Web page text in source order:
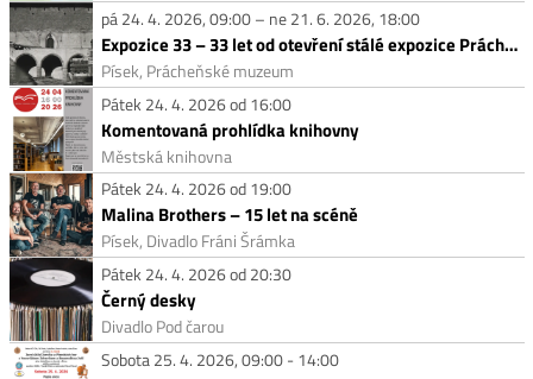
pá 24. 4. 2026, 09:00 – ne 21. 6. 2026, 18:00
Expozice 33 – 33 let od otevření stálé expozice Prácheňského muzea
Písek, Prácheňské muzeum
Pátek 24. 4. 2026 od 16:00
Komentovaná prohlídka knihovny
Městská knihovna
Pátek 24. 4. 2026 od 19:00
Malina Brothers – 15 let na scéně
Písek, Divadlo Fráni Šrámka
Pátek 24. 4. 2026 od 20:30
Černý desky
Divadlo Pod čarou
Sobota 25. 4. 2026, 09:00 - 14:00